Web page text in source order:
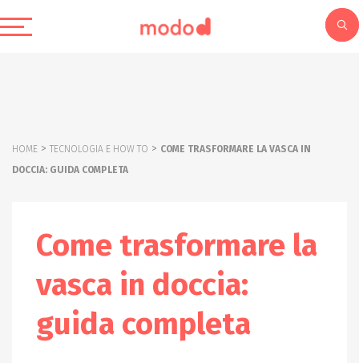
HOME > TECNOLOGIA E HOW TO > COME TRASFORMARE LA VASCA IN
DOCCIA: GUIDA COMPLETA
Come trasformare la
vasca in doccia:
guida completa